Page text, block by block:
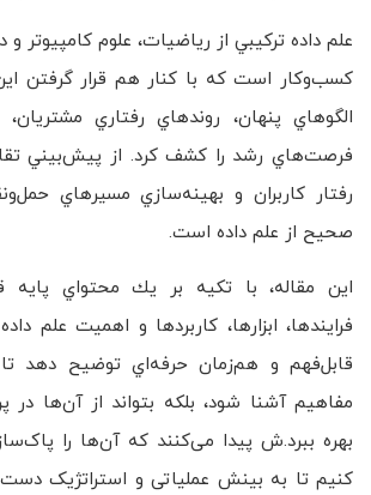
علم داده تركيبي از رياضيات، علوم
كسب‌وكار است كه با كنار هم قرار گرفتن
الگوهاي پنهان، روندهاي رفتاري
فرصت‌هاي رشد را كشف كرد. از پيش‌بيني
رفتار كاربران و بهينه‌سازي مسيرهاي
صحيح از علم داده است.
اين مقاله، با تكيه بر يك محتواي
فرايندها، ابزارها، كاربردها و اهميت علم
قابل‌فهم و هم‌زمان حرفه‌اي توضيح دهد تا
مفاهيم آشنا شود، بلكه بتواند از آن‌ها در
بهره ببرد.ش پیدا می‌کنند که آن‌ها را
کنیم تا به بینش عملیاتی و استراتژیک دست